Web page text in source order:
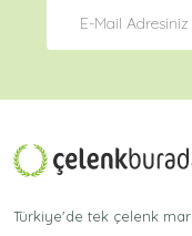
Türkiye'de tek çelenk